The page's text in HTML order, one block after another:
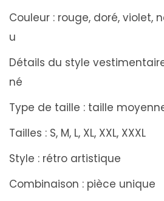
Couleur : rouge, doré, violet,
u
Détails du style
né
Type de taille : taille
Tailles : S, M, L, XL, XXL, XXXL
Style : rétro artistique
Combinaison : pièce unique